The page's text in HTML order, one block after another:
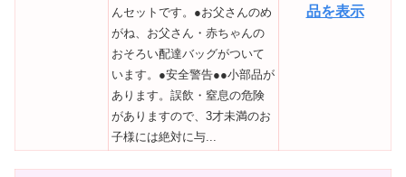
品を表示
んセットです。●お父さんのめ
がね、お父さん・赤ちゃんの
おそろい配達バッグがついて
います。●安全警告●●小部品が
あります。誤飲・窒息の危険
がありますので、3才未満のお
子様には絶対に与...